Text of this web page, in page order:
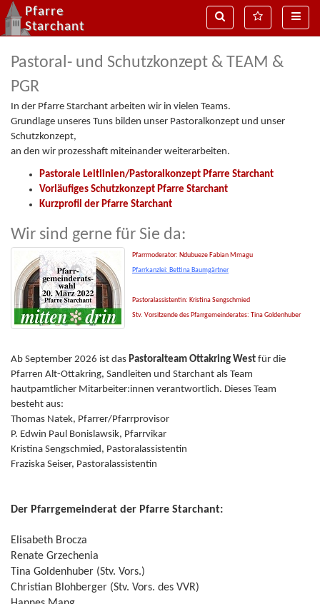
MenÃ¼
Suche
Pfarre
Starchant
Pastoral- und Schutzkonzept & TEAM &
PGR
In der Pfarre Starchant arbeiten wir in vielen Teams.
Grundlage unseres Tuns bilden unser Pastoralkonzept und unser
Schutzkonzept,
an den wir prozesshaft miteinander weiterarbeiten.
Pastorale Leitlinien/Pastoralkonzept Pfarre Starchant
Vorläufiges Schutzkonzept Pfarre Starchant
Kurzprofil der Pfarre Starchant
Wir sind gerne für Sie da:
Pfarrmoderator: Ndubueze Fabian Mmagu
Pfarrkanzlei: Bettina Baumgärtner
Pastoralassistentin: Kristina Sengschmied
Stv. Vorsitzende des Pfarrgemeinderates: Tina Goldenhuber
Ab September 2026 ist das Pastoralteam Ottakring West für die
Pfarren Alt-Ottakring, Sandleiten und Starchant als Team
hautpamtlicher Mitarbeiter:innen verantwortlich. Dieses Team
besteht aus:
Thomas Natek, Pfarrer/Pfarrprovisor
P. Edwin Paul Bonislawsik, Pfarrvikar
Kristina Sengschmied, Pastoralassistentin
Fraziska Seiser, Pastoralassistentin
Der Pfarrgemeinderat der Pfarre Starchant:
Elisabeth Brocza
Renate Grzechenia
Tina Goldenhuber (Stv. Vors.)
Christian Blohberger (Stv. Vors. des VVR)